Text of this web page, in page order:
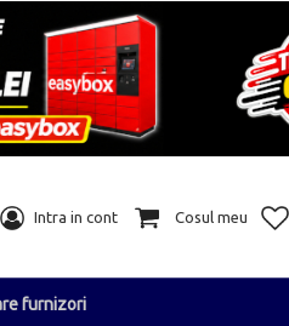
Intra in cont Cosul meu
furnizori